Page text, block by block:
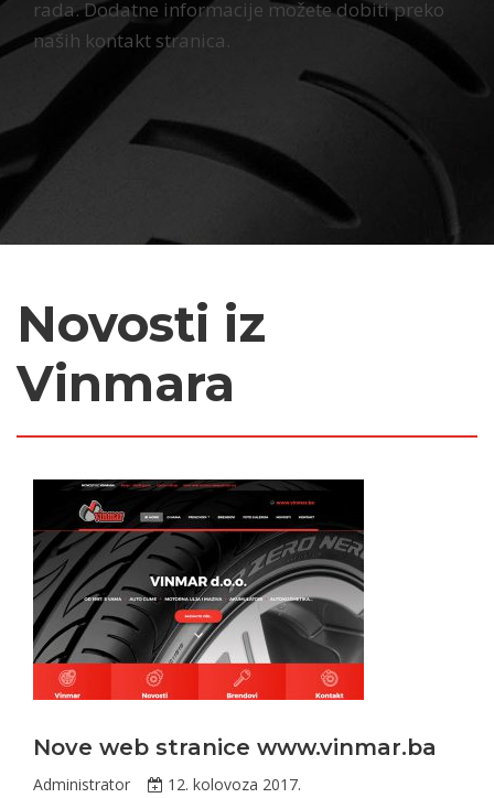
rada. Dodatne informacije možete dobiti preko
naših kontakt stranica.
Novosti iz
Vinmara
Nove web stranice www.vinmar.ba
Administrator 12. kolovoza 2017.